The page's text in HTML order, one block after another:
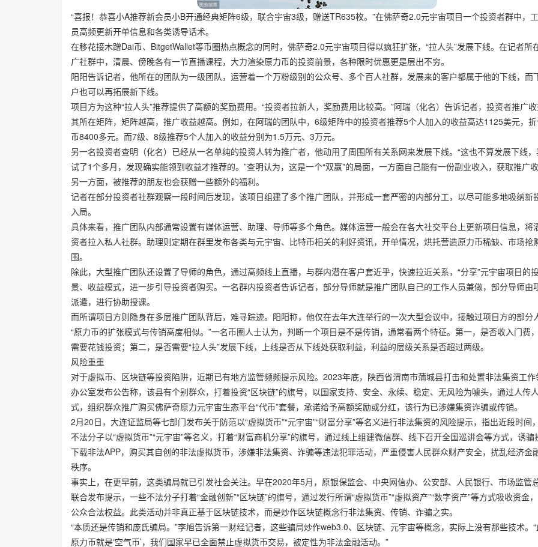
“喜报！恭喜小A推荐新会员小B开通经典矩阵6级，联合宇宙3级，赠送TR635枚。”在佛萨奇2.0元宇宙项目一个投资者群中，
员高频更新开单信息和各类诱导话术。
在移花接木蹭Dai币、BitgetWallet等币圈热点概念的同时，佛萨奇2.0元宇宙项目得以疯狂扩张，“拉人头”发展下线。在记者所
广社群中，清晨、傍晚各有一节直播课程，大力渲染原力币的投资前景，各种限时优惠更是层出不穷。
阳阳告诉记者，他所在的团队为一级团队，运营着一个万粉级别的公众号、多个百人社群，发展来的客户都属于他的下线，而
户也可以再拓展新下线。
项目方为这种“拉人头”推荐提供了高额的奖励费用。“投资者拉新人，奖励费用比较高。”阿瑞（化名）告诉记者，投资者推广
其所在矩阵，矩阵越高，推广收益越高。例如，在阿瑞的团队中，6级矩阵中的投资者推荐5个人加入的收益高达1125美元，
币8400多元。而7级、8级推荐5个人加入的收益分别为1.5万元、3万元。
另一名投资者查明（化名）已经从一名单纯的投资人转为推广者，他动用了周围所有关系网来发展下线。“这也不算发展下线
试了1个多月，发现确实能领到收益才推荐的。”查明认为，这是一个“双赢”的局面，一方面自己能有一份副业收入，获取推广收
另一方面，被推荐的朋友也会获赠一些额外的福利。
记者在部分投资者社群观察一段时间后发现，该项目组建了多个推广团队，并形成一套严密的内部分工，以尽可能多地吸纳新
入局。
具体来看，推广团队内部通常设置有媒体运营、助理、导师等多个角色。媒体运营一般会在各大社交平台上更新项目信息，将
资者拉入私人社群。助理则定期在群里发布各类与元宇宙、比特币相关的利好资讯，开单情况，烘托营造原力币稀缺、市场抢
围。
除此，大型推广团队还设置了导师的角色，通过高频线上直播，与群内潜在客户套近乎，快速拉近关系，“分享”元宇宙项目的
景、收益模式，进一步引导投资者购买。一名群内投资者告诉记者，部分导师就是推广团队自己的工作人员兼做，部分导师由
派遣，进行协助授课。
而所谓项目方则隐身在多层推广团队背后，难寻踪迹。阳阳称，他仅在去年大连举行的一次大型会议中，接触过项目方的部分
“原力币的扩张模式与传销高度相似。”一名币圈人士认为，判断一个项目是不是传销，通常看两个特征。第一，是否收入门费
需要花钱投资；第二，是否需要“拉人头”发展下线，上线是否从下线处获取利益，利益的层级关系是否超过两级。
风险重重
对于虚拟币、区块链等投资陷阱，近期已有地方监管频频提示风险。2023年底，陕西省渭南市蒲城县打击和处置非法集资工作
办公室发布公告称，该县有个别群众，打着投资“区块链”的旗号，以国家支持、安全、永续、稳定、无风险为噱头，通过人传
式，组织群众推广购买佛萨奇原力元宇宙生态平台“代币”套餐，承诺给予高额奖励或分红，该行为已涉嫌集资诈骗或传销。
2月20日，大连证监局等七部门发布关于防范以“虚拟货币”“元宇宙”“财富分享”等名义进行非法集资的风险提示，指出近段时间
不法分子以“虚拟货币”“元宇宙”等名义，打着“财富商机分享”的旗号，通过线上组建微信群、线下召开全国巡讲会等方式，诱骗
下载非法APP，购买其自创的非法虚拟货币，涉嫌非法集资、诈骗等违法犯罪活动，严重侵害人民群众财产安全，扰乱经济金
秩序。
事实上，在更早前，这类骗局就已引发社会关注。早在2020年5月，原银保监会、中央网信办、公安部、人民银行、市场监管
联合发布提示，一些不法分子打着“金融创新”“区块链”的旗号，通过发行所谓“虚拟货币”“虚拟资产”“数字资产”等方式吸收资金
公众合法权益。此类活动并非真正基于区块链技术，而是炒作区块链概念行非法集资、传销、诈骗之实。
“本质还是传销和庞氏骗局。”李旭告诉第一财经记者，这些骗局炒作web3.0、区块链、元宇宙等概念，实际上没有那些技术。“
原力币就是‘空气币’，我们国家早已全面禁止虚拟货币交易，被定性为非法金融活动。”